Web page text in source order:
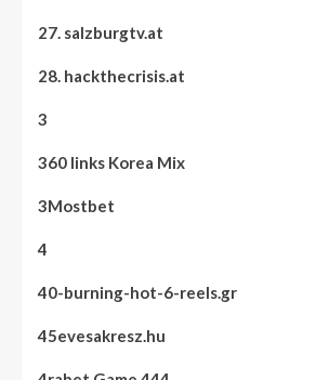
27. salzburgtv.at
28. hackthecrisis.at
3
360 links Korea Mix
3Mostbet
4
40-burning-hot-6-reels.gr
45evesakresz.hu